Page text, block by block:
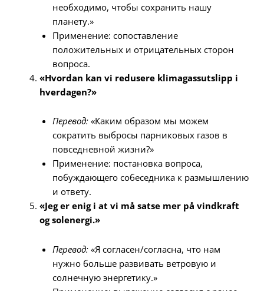
необходимо, чтобы сохранить нашу
планету.»
Применение: сопоставление
положительных и отрицательных сторон
вопроса.
«Hvordan kan vi redusere klimagassutslipp i
hverdagen?»
Перевод: «Каким образом мы можем
сократить выбросы парниковых газов в
повседневной жизни?»
Применение: постановка вопроса,
побуждающего собеседника к размышлению
и ответу.
«Jeg er enig i at vi må satse mer på vindkraft
og solenergi.»
Перевод: «Я согласен/согласна, что нам
нужно больше развивать ветровую и
солнечную энергетику.»